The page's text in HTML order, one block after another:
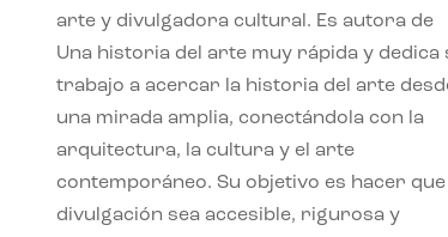
arte y divulgadora cultural. Es autora de
Una historia del arte muy rápida y dedica
trabajo a acercar la historia del arte
una mirada amplia, conectándola con la
arquitectura, la cultura y el arte
contemporáneo. Su objetivo es hacer que
divulgación sea accesible, rigurosa y